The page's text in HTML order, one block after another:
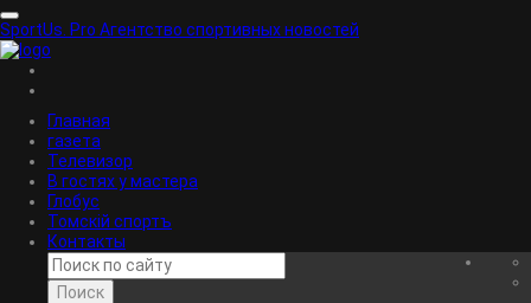
SportUs. Pro Агентство спортивных новостей
Главная
газета
Телевизор
В гостях у мастера
Глобус
Томскiй спортъ
Контакты
Поиск